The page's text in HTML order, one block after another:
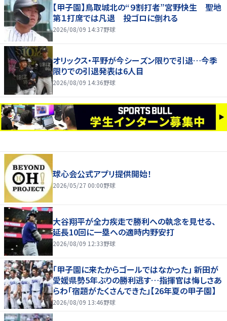
【甲子園】鳥取城北の“９割打者”宮野快生 聖地
第１打席では凡退 投ゴロに倒れる
2026/08/09 14:37野球
オリックス・平野が今シーズン限りで引退…今季
限りでの引退発表は6人目
2026/08/09 14:36野球
球心会公式アプリ提供開始！
2026/05/27 00:00野球
大谷翔平が全力疾走で勝利への執念を見せる、
延長10回に一塁への適時内野安打
2026/08/09 12:33野球
「甲子園に来たからゴールではなかった」 新田が
愛媛県勢5年ぶりの勝利逃す…指揮官は悔しさあ
らわ「宿題がたくさんできた」【26年夏の甲子園】
2026/08/09 13:46野球